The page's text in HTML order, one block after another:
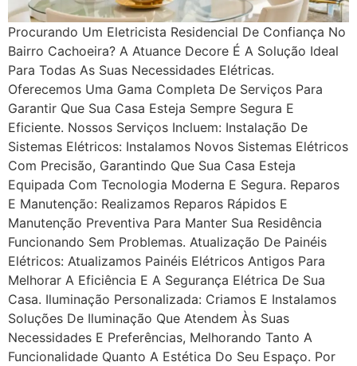
Procurando Um Eletricista Residencial De Confiança No
Bairro Cachoeira? A Atuance Decore É A Solução Ideal
Para Todas As Suas Necessidades Elétricas.
Oferecemos Uma Gama Completa De Serviços Para
Garantir Que Sua Casa Esteja Sempre Segura E
Eficiente. Nossos Serviços Incluem: Instalação De
Sistemas Elétricos: Instalamos Novos Sistemas Elétricos
Com Precisão, Garantindo Que Sua Casa Esteja
Equipada Com Tecnologia Moderna E Segura. Reparos
E Manutenção: Realizamos Reparos Rápidos E
Manutenção Preventiva Para Manter Sua Residência
Funcionando Sem Problemas. Atualização De Painéis
Elétricos: Atualizamos Painéis Elétricos Antigos Para
Melhorar A Eficiência E A Segurança Elétrica De Sua
Casa. Iluminação Personalizada: Criamos E Instalamos
Soluções De Iluminação Que Atendem Às Suas
Necessidades E Preferências, Melhorando Tanto A
Funcionalidade Quanto A Estética Do Seu Espaço. Por